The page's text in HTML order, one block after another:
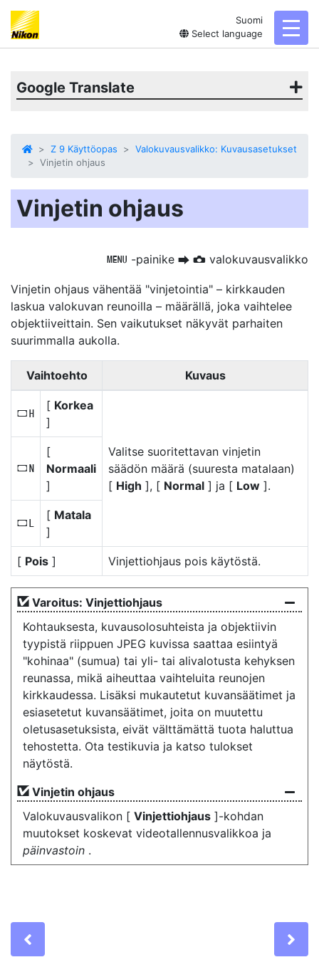
Suomi
Select language
Google Translate
Z 9 Käyttöopas
Valokuvausvalikko: Kuvausasetukset
Vinjetin ohjaus
Vinjetin ohjaus
G -painike U C valokuvausvalikko
Vinjetin ohjaus vähentää "vinjetointia" – kirkkauden
laskua valokuvan reunoilla – määrällä, joka vaihtelee
objektiiveittain. Sen vaikutukset näkyvät parhaiten
suurimmalla aukolla.
Vaihtoehto Kuvaus
e
[ Korkea
]
Valitse suoritettavan vinjetin
säädön määrä (suuresta matalaan)
[ High ], [ Normal ] ja [ Low ].
g
[
Normaali
]
f
[ Matala
]
[ Pois ] Vinjettiohjaus pois käytöstä.
Varoitus: Vinjettiohjaus
Kohtauksesta, kuvausolosuhteista ja objektiivin
tyypistä riippuen JPEG kuvissa saattaa esiintyä
"kohinaa" (sumua) tai yli- tai alivalotusta kehyksen
reunassa, mikä aiheuttaa vaihteluita reunojen
kirkkaudessa. Lisäksi mukautetut kuvansäätimet ja
esiasetetut kuvansäätimet, joita on muutettu
oletusasetuksista, eivät välttämättä tuota haluttua
tehostetta. Ota testikuvia ja katso tulokset
näytöstä.
Vinjetin ohjaus
Valokuvausvalikon [ Vinjettiohjaus ]-kohdan
muutokset koskevat videotallennusvalikkoa ja
päinvastoin .